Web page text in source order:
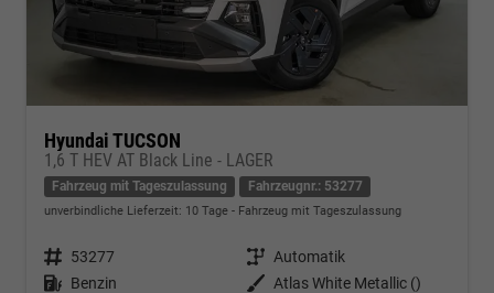
Hyundai TUCSON
1,6 T HEV AT Black Line - LAGER
Fahrzeug mit Tageszulassung Fahrzeugnr.: 53277
unverbindliche Lieferzeit: 10 Tage Fahrzeug mit Tageszulassung
Fahrzeugnr. 53277 Getriebe Automatik
Kraftstoff Benzin Außenfarbe
Atlas White Metallic ()